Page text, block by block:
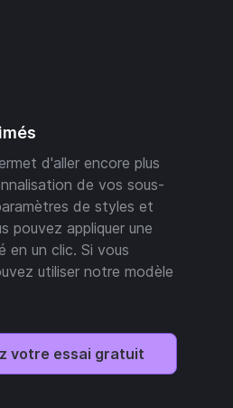
d'aller encore plus
de vos sous-
de styles et
pouvez appliquer une
en un clic. Si vous
utiliser notre modèle
votre essai gratuit